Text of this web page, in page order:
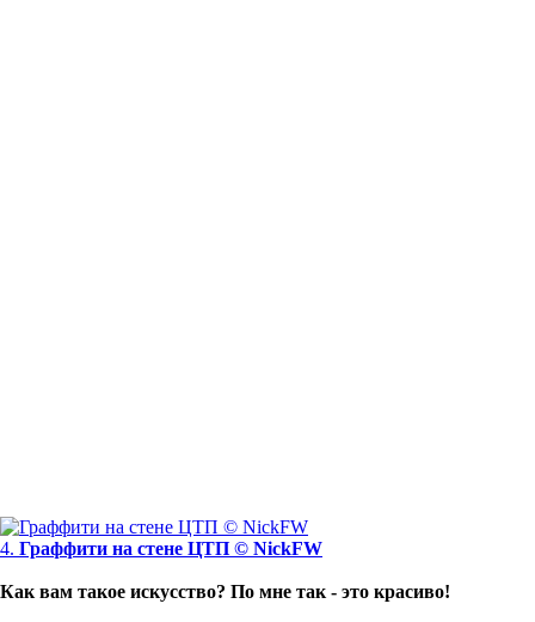
4. Граффити на стене ЦТП © NickFW
Как вам такое искусство? По мне так - это красиво!